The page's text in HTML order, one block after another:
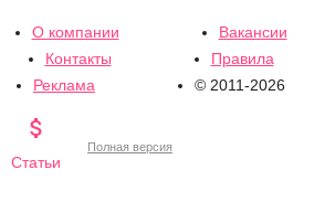
О компании
Вакансии
Контакты
Правила
Реклама
© 2011-2026

Статьи
Полная версия